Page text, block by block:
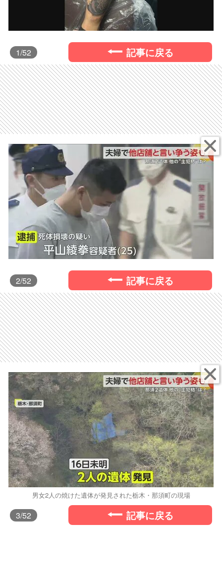
1/52 記事に戻る
2/52 記事に戻る
男女2人の焼けた遺体が発見された栃木・那須町の現場
3/52 記事に戻る